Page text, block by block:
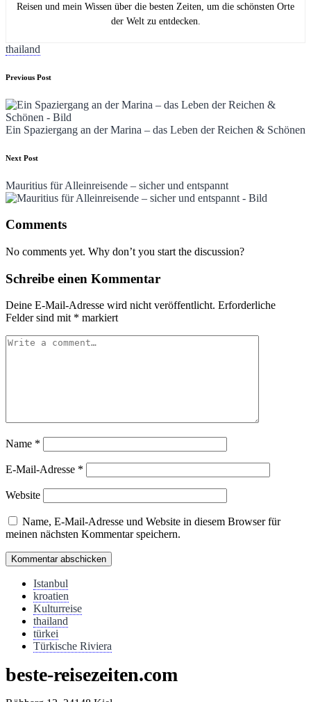
Reisen und mein Wissen über die besten Zeiten, um die schönsten Orte
der Welt zu entdecken.
Tags:
thailand
Post
navigation
Previous Post
Ein Spaziergang an der Marina – das Leben der Reichen & Schönen
Next Post
Mauritius für Alleinreisende – sicher und entspannt
Comments
No comments yet. Why don’t you start the discussion?
Schreibe einen Kommentar
Deine E-Mail-Adresse wird nicht veröffentlicht. Erforderliche
Felder sind mit * markiert
Name *
E-Mail-Adresse *
Website
Name, E-Mail-Adresse und Website in diesem Browser für
meinen nächsten Kommentar speichern.
Istanbul
kroatien
Kulturreise
thailand
türkei
Türkische Riviera
beste-reisezeiten.com